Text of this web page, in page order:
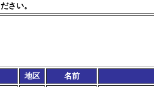
ださい。
地区 名前